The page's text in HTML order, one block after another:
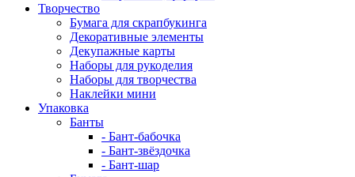
Творчество
Бумага для скрапбукинга
Декоративные элементы
Декупажные карты
Наборы для рукоделия
Наборы для творчества
Наклейки мини
Упаковка
Банты
- Бант-бабочка
- Бант-звёздочка
- Бант-шар